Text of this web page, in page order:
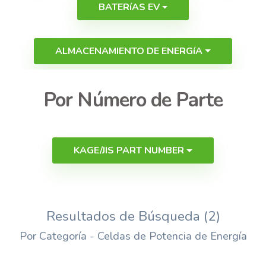
BATERíAS EV
ALMACENAMIENTO DE ENERGíA
Por Número de Parte
KAGE/JIS PART NUMBER
Resultados de Búsqueda (2)
Por Categoría - Celdas de Potencia de Energía